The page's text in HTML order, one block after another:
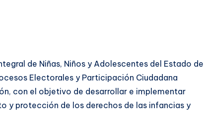
de Niñas, Niños y Adolescentes del Estado de
Electorales y Participación Ciudadana
con el objetivo de desarrollar e implementar
y protección de los derechos de las infancias y